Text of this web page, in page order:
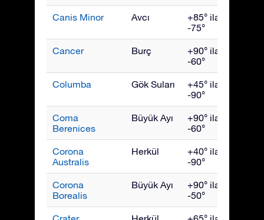
Canis Minor Avcı
+85° ila
-75°
Cancer Burç
+90° ila
-60°
Columba Gök Suları
+45° ila
-90°
Coma
Berenices
Büyük Ayı
+90° ila
-60°
Corona
Australis
Herkül
+40° ila
-90°
Corona
Borealis
Büyük Ayı
+90° ila
-50°